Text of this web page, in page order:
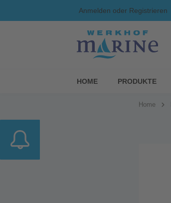
Anmelden oder Registrieren
HOME PRODUKTE
Home